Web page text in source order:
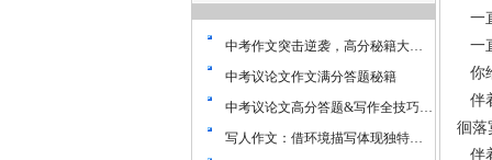
中考作文突击逆袭，高分秘籍大…
中考议论文作文满分答题秘籍
中考议论文高分答题&写作全技巧…
写人作文：借环境描写体现独特…
一
一
你
伴
徊落
伴